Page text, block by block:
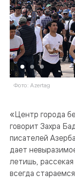
Фото: Azertag
«Центр города
говорит Захра
писателей
дает
летишь,
всегда